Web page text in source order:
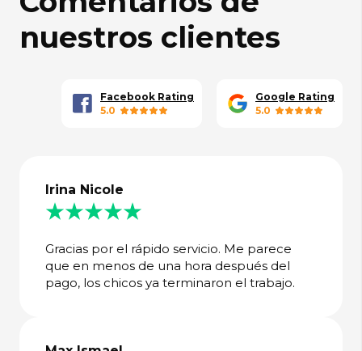
nuestros clientes
Facebook Rating
5.0
Google Rating
5.0
Irina Nicole
Gracias por el rápido servicio. Me parece
que en menos de una hora después del
pago, los chicos ya terminaron el trabajo.